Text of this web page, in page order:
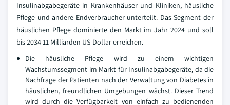
Insulinabgabegeräte in Krankenhäuser und Kliniken, häusliche
Pflege und andere Endverbraucher unterteilt. Das Segment der
häuslichen Pflege dominierte den Markt im Jahr 2024 und soll
bis 2034 11 Milliarden US-Dollar erreichen.
Die häusliche Pflege wird zu einem wichtigen
Wachstumssegment im Markt für Insulinabgabegeräte, da die
Nachfrage der Patienten nach der Verwaltung von Diabetes in
häuslichen, freundlichen Umgebungen wächst. Dieser Trend
wird durch die Verfügbarkeit von einfach zu bedienenden